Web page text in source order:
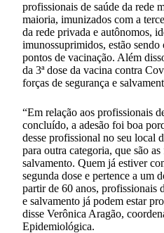
profissionais de saúde da rede
maioria, imunizados com a
da rede privada e autônomos,
imunossuprimidos, estão
pontos de vacinação. Além
da 3ª dose da vacina contra
forças de segurança e
“Em relação aos profissionais
concluído, a adesão foi boa
desse profissional no seu local
para outra categoria, que são as
salvamento. Quem já estiver
segunda dose e pertence a um
partir de 60 anos, profissionais
e salvamento já podem estar
disse Verônica Aragão,
Epidemiológica.